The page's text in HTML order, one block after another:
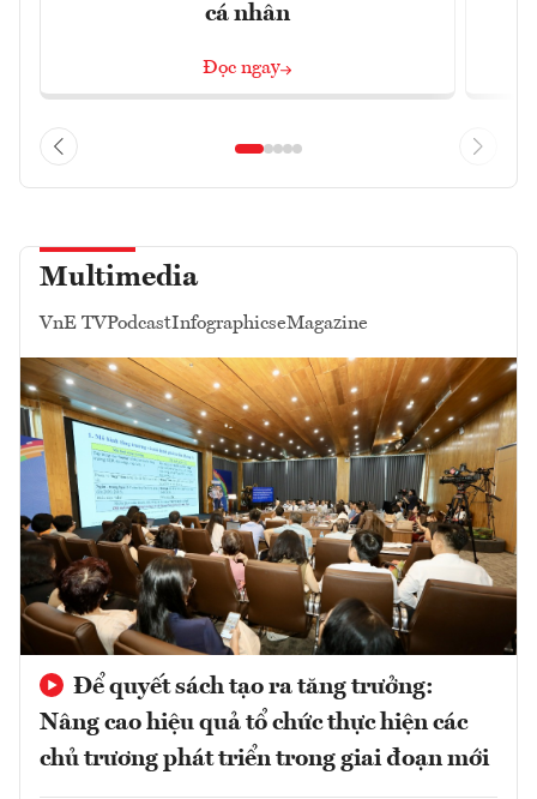
cá nhân
Đọc ngay
Multimedia
VnE TVPodcastInfographicseMagazine
Để quyết sách tạo ra tăng trưởng:
Nâng cao hiệu quả tổ chức thực hiện các
chủ trương phát triển trong giai đoạn mới